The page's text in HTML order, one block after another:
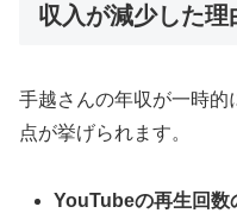
収入が減少した理
手越さんの年収が一時的
点が挙げられます。
YouTubeの再生回数